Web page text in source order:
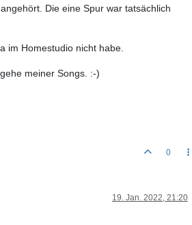
Die eine Spur war tatsächlich
im Homestudio nicht habe.
meiner Songs. :-)
0
19. Jan. 2022, 21:20